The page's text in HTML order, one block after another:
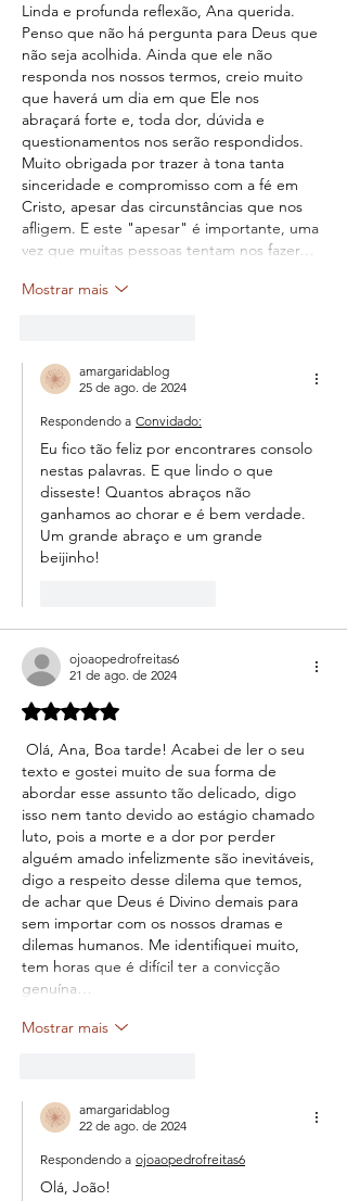
Linda e profunda reflexão, Ana querida.
Penso que não há pergunta para Deus que
não seja acolhida. Ainda que ele não
responda nos nossos termos, creio muito
que haverá um dia em que Ele nos
abraçará forte e, toda dor, dúvida e
questionamentos nos serão respondidos.
Muito obrigada por trazer à tona tanta
sinceridade e compromisso com a fé em
Cristo, apesar das circunstâncias que nos
afligem. E este "apesar" é importante, uma
vez que muitas pessoas tentam nos fazer…
Mostrar mais
amargaridablog
25 de ago. de 2024
Respondendo a Convidado:
Eu fico tão feliz por encontrares consolo
nestas palavras. E que lindo o que
disseste! Quantos abraços não
ganhamos ao chorar e é bem verdade.
Um grande abraço e um grande
beijinho!
ojoaopedrofreitas6
21 de ago. de 2024
Avaliado com 5 de 5 estrelas.
Olá, Ana, Boa tarde! Acabei de ler o seu
texto e gostei muito de sua forma de
abordar esse assunto tão delicado, digo
isso nem tanto devido ao estágio chamado
luto, pois a morte e a dor por perder
alguém amado infelizmente são inevitáveis,
digo a respeito desse dilema que temos,
de achar que Deus é Divino demais para
sem importar com os nossos dramas e
dilemas humanos. Me identifiquei muito,
tem horas que é difícil ter a convicção
genuína…
Mostrar mais
amargaridablog
22 de ago. de 2024
Respondendo a ojoaopedrofreitas6
Olá, João!